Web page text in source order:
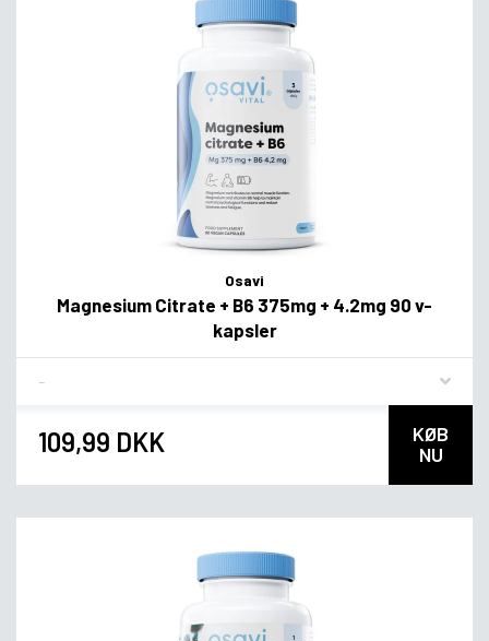
Osavi
Magnesium Citrate + B6 375mg + 4.2mg 90 v-
kapsler
109,99 DKK
KØB
NU